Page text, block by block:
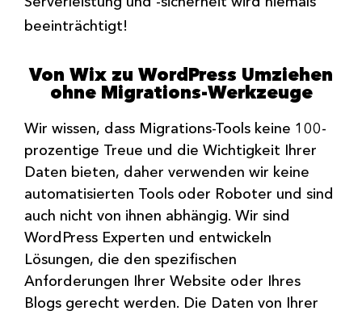
beeinträchtigt!
Von Wix zu WordPress Umziehen
ohne Migrations-Werkzeuge
Wir wissen, dass Migrations-Tools keine 100-
prozentige Treue und die Wichtigkeit Ihrer
Daten bieten, daher verwenden wir keine
automatisierten Tools oder Roboter und sind
auch nicht von ihnen abhängig. Wir sind
WordPress Experten und entwickeln
Lösungen, die den spezifischen
Anforderungen Ihrer Website oder Ihres
Blogs gerecht werden. Die Daten von Ihrer